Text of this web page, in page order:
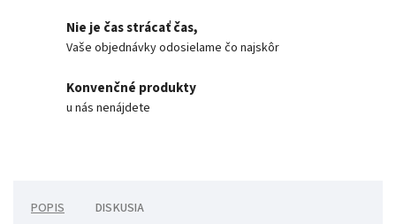
Nie je čas strácať čas,
Vaše objednávky odosielame čo najskôr
Konvenčné produkty
u nás nenájdete
POPIS DISKUSIA